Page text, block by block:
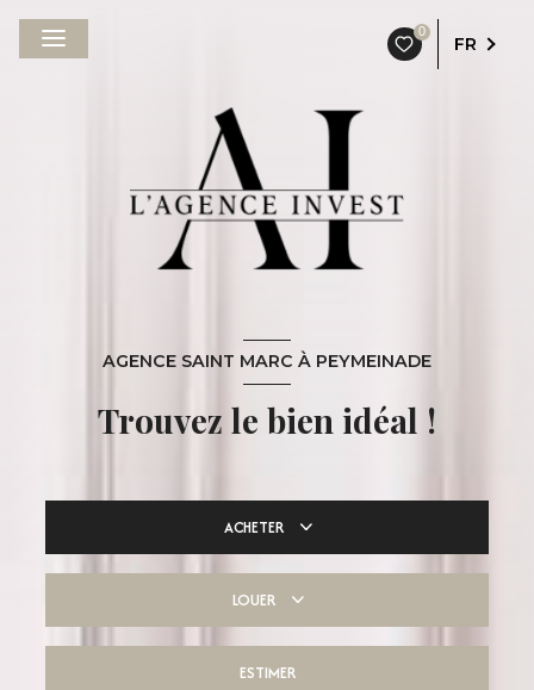
0
FR
AGENCE SAINT MARC À PEYMEINADE
Trouvez le bien idéal !
ACHETER
De l'immo pro
LOUER
ESTIMER